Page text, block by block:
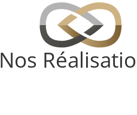
Nos